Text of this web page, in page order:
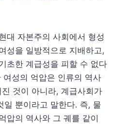
대 자본주의 사회에서 형성
성을 일방적으로 지배하고,
초한 계급성을 피할 수 없다
성의 억압은 인류의 역사
것이 아니라, 계급사회가
일 뿐이라고 말한다. 즉, 물
압의 역사와 그 궤를 같이